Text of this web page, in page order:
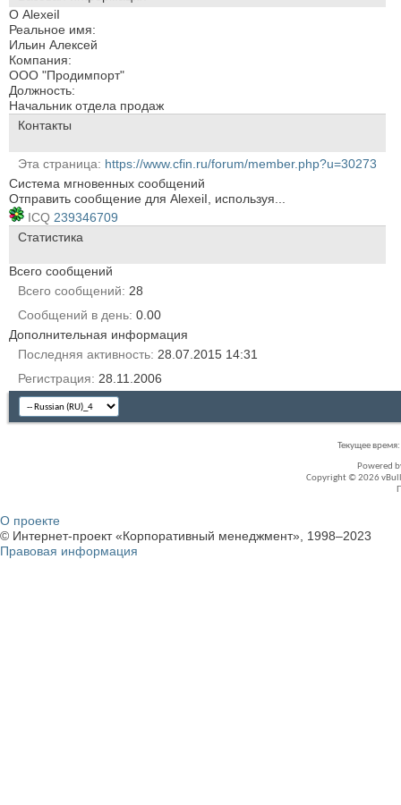
О AlexeiI
Реальное имя:
Ильин Алексей
Компания:
ООО "Продимпорт"
Должность:
Начальник отдела продаж
Контакты
Эта страница https://www.cfin.ru/forum/member.php?u=30273
Система мгновенных сообщений
Отправить сообщение для AlexeiI, используя...
ICQ 239346709
Статистика
Всего сообщений
Всего сообщений 28
Сообщений в день 0.00
Дополнительная информация
Последняя активность 28.07.2015 14:31
Регистрация 28.11.2006
Текущее время:
Powered
Copyright © 2026
О проекте
© Интернет-проект «Корпоративный менеджмент», 1998–2023
Правовая информация